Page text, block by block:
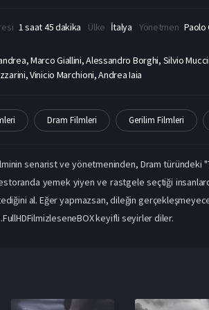
1 saat 45 dakika Ülke İtalya Yönetmen Paolo
Marco Giallini, Alessandro Borghi, Silvio
Vinicio Marchioni, Andrea Iaia
Dram Filmleri Gerilim Filmleri
senarist ve yönetmeninden, Dram türündeki
yemek yiyen ve rastgele seçtiği
al. Eğer yapmazsan, dileğin
keyifli seyirler diler.